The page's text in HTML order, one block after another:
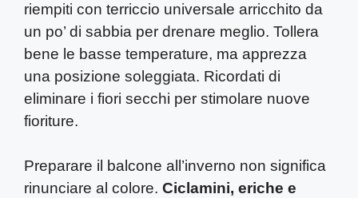
riempiti con terriccio universale arricchito da
un po’ di sabbia per drenare meglio. Tollera
bene le basse temperature, ma apprezza
una posizione soleggiata. Ricordati di
eliminare i fiori secchi per stimolare nuove
fioriture.
Preparare il balcone all’inverno non significa
rinunciare al colore. Ciclamini, eriche e